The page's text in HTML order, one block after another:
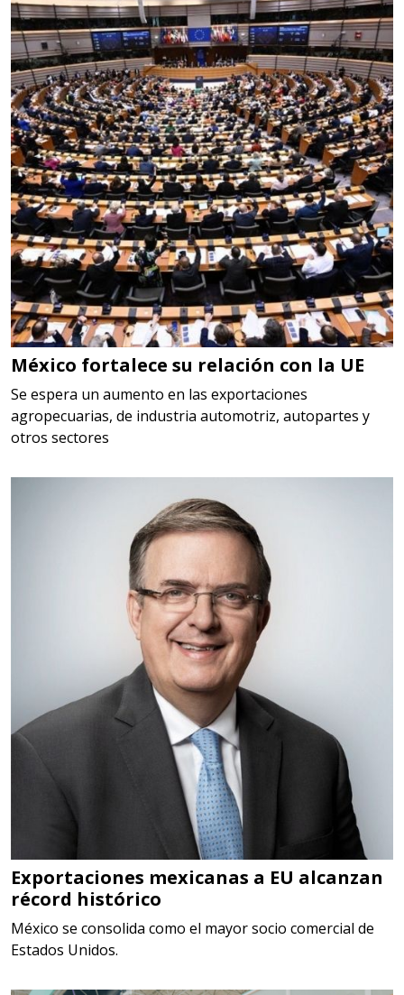
LOGÍSTICA
Especificaciones:
cualquiera
Aplicar al Requerimiento
Empresa en Querétaro
Requiere:
HERRAMIENTAS DE CORTE
Especificaciones:
HSS, CON RECUBRIMIENTO,
CARBURO, RIMAS, ENDMILLS,
BROCAS, LIMAS, ETC
Aplicar al Requerimiento
Empresa en Querétaro
Requiere:
HERRAMIENTAS DE TORQUE
Especificaciones:
TORQUE CONTROLADO,
MECANICOS, ELECTRONICOS,
DIGITALES, MULTIPLICADORES,
PARA PUNTAS,
Aplicar al Requerimiento
Empresa en Estado de México
SCRAP
Somos Proveedores de GESTION
DE RESIDUOS Y DESTRUCCION
FISCAL
Aplicar al Requerimiento
México fortalece su relación con la UE
Se espera un aumento en las exportaciones
agropecuarias, de industria automotriz, autopartes y
otros sectores
Exportaciones mexicanas a EU alcanzan
récord histórico
México se consolida como el mayor socio comercial de
Estados Unidos.